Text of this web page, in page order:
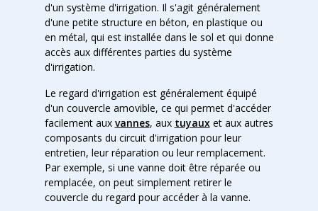
d'un système d'irrigation. Il s'agit généralement
d'une petite structure en béton, en plastique ou
en métal, qui est installée dans le sol et qui donne
accès aux différentes parties du système
d'irrigation.
Le regard d'irrigation est généralement équipé
d'un couvercle amovible, ce qui permet d'accéder
facilement aux vannes, aux tuyauxet aux autres
composants du circuit d'irrigation pour leur
entretien, leur réparation ou leur remplacement.
Par exemple, si une vanne doit être réparée ou
remplacée, on peut simplement retirer le
couvercle du regard pour accéder à la vanne.